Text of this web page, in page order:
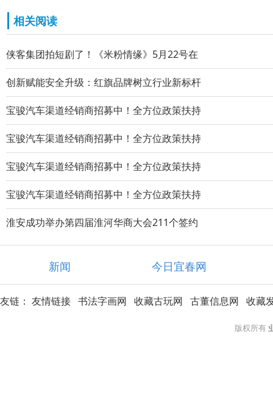
相关阅读
侠客集团拍短剧了！《米粉情缘》5月22号在
创新赋能安全升级：红旗品牌树立行业新标杆
宝骏汽车渠道经销商招募中！全方位政策扶持
宝骏汽车渠道经销商招募中！全方位政策扶持
宝骏汽车渠道经销商招募中！全方位政策扶持
宝骏汽车渠道经销商招募中！全方位政策扶持
淮安成功举办第四届淮河华商大会211个签约
新闻 今日宜春网
友链： 友情链接 书法字画网 收藏古玩网 古董信息网 收藏
版权所有